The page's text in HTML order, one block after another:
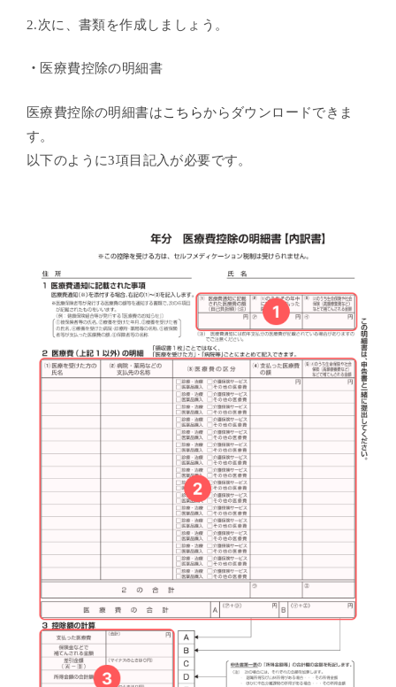
2.次に、書類を作成しましょう。
・ 医療費控除の明細書
医療費控除の明細書はこちらからダウンロードできま
す。
以下のように3項目記入が必要です。